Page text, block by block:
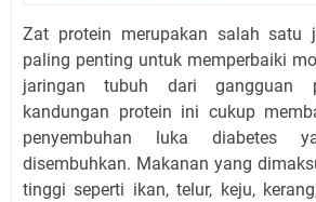
Zat protein merupakan salah satu
paling penting untuk memperbaiki
jaringan tubuh dari gangguan
kandungan protein ini cukup
penyembuhan luka diabetes
disembuhkan. Makanan yang
tinggi seperti ikan, telur, keju,